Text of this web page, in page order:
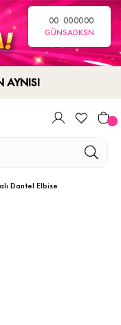
00
GÜN
00
SA
00
DK
00
SN
AYNISI
Dantel Elbise